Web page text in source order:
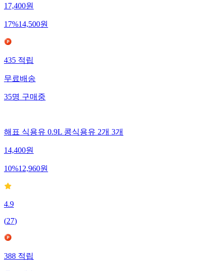
17,400원
17%14,500원
435 적립
무료배송
35명 구매중
해표 식용유 0.9L 콩식용유 2개 3개
14,400원
10%12,960원
4.9
(27)
388적립